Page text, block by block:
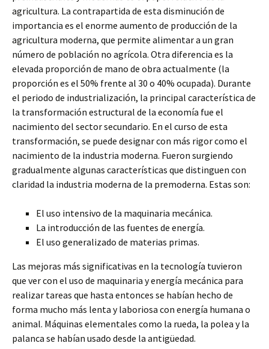
agricultura. La contrapartida de esta disminución de
importancia es el enorme aumento de producción de la
agricultura moderna, que permite alimentar a un gran
número de población no agrícola. Otra diferencia es la
elevada proporción de mano de obra actualmente (la
proporción es el 50% frente al 30 o 40% ocupada). Durante
el periodo de industrialización, la principal característica de
la transformación estructural de la economía fue el
nacimiento del sector secundario. En el curso de esta
transformación, se puede designar con más rigor como el
nacimiento de la industria moderna. Fueron surgiendo
gradualmente algunas características que distinguen con
claridad la industria moderna de la premoderna. Estas son:
El uso intensivo de la maquinaria mecánica.
La introducción de las fuentes de energía.
El uso generalizado de materias primas.
Las mejoras más significativas en la tecnología tuvieron
que ver con el uso de maquinaria y energía mecánica para
realizar tareas que hasta entonces se habían hecho de
forma mucho más lenta y laboriosa con energía humana o
animal. Máquinas elementales como la rueda, la polea y la
palanca se habían usado desde la antigüedad.